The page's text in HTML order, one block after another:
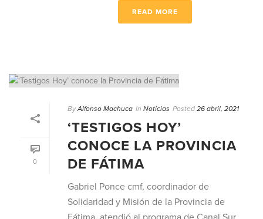
READ MORE
0
By Alfonso Machuca In Noticias Posted 26 abril, 2021
‘TESTIGOS HOY’
CONOCE LA PROVINCIA
DE FÁTIMA
Gabriel Ponce cmf, coordinador de
Solidaridad y Misión de la Provincia de